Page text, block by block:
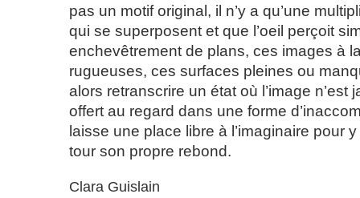
pas un motif original, il n’y a qu’une
qui se superposent et que l’oeil perçoit
enchevêtrement de plans, ces images à
rugueuses, ces surfaces pleines ou
alors retranscrire un état où l’image n’est
offert au regard dans une forme
laisse une place libre à l’imaginaire pour
tour son propre rebond.
Clara Guislain